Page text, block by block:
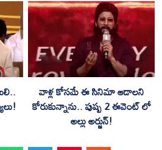
వాళ్ల కోసమే ఈ సినిమా ఆడాలని
కోరుకున్నాను.. పుష్ప 2 ఈవెంట్ లో
అల్లు అర్జున్!